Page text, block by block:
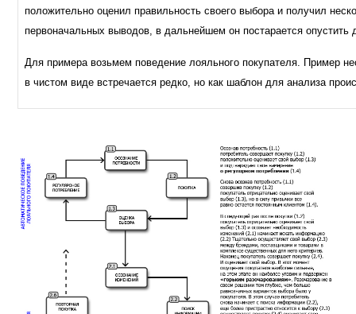
положительно оценил правильность своего выбора и получил
первоначальных выводов, в дальнейшем он постарается опустить
Для примера возьмем поведение лояльного покупателя. Пример
в чистом виде встречается редко, но как шаблон для анализа